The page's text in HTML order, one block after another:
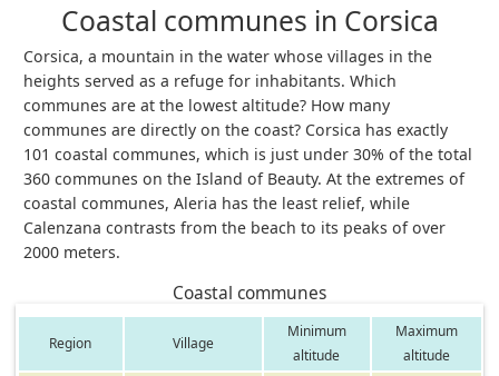
Coastal communes in Corsica
Corsica, a mountain in the water whose villages in the
heights served as a refuge for inhabitants. Which
communes are at the lowest altitude? How many
communes are directly on the coast? Corsica has exactly
101 coastal communes, which is just under 30% of the total
360 communes on the Island of Beauty. At the extremes of
coastal communes, Aleria has the least relief, while
Calenzana contrasts from the beach to its peaks of over
2000 meters.
Coastal communes
Region Village
Minimum
altitude
Maximum
altitude